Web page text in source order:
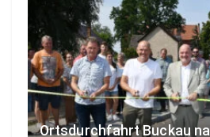
Ortsdurchfahrt Buckau